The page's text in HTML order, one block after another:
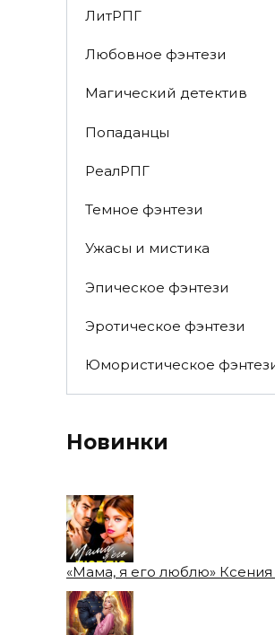
ЛитРПГ
Любовное фэнтези
Магический детектив
Попаданцы
РеалРПГ
Темное фэнтези
Ужасы и мистика
Эпическое фэнтези
Эротическое фэнтези
Юмористическое
Новинки
«Мама, я его люблю»